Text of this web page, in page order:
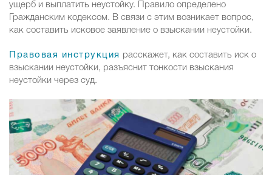
ущерб и выплатить неустойку. Правило определено
Гражданским кодексом. В связи с этим возникает вопрос,
как составить исковое заявление о взыскании неустойки.
Правовая инструкция расскажет, как составить иск о
взыскании неустойки, разъяснит тонкости взыскания
неустойки через суд.